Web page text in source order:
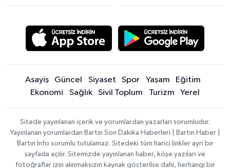
Asayiş Güncel Siyaset Spor Yaşam
Eğitim
Ekonomi
Sağlık Sivil Toplum Turizm Yerel
Sitede yayınlanan içerik ve yorumlardan yazarları sorumludur.
Yayınlanan yorumlardan Bartın Son Dakika Haberleri | Bartın Haber |
Bartın İnfo sorumlu tutulamaz. Sitedeki tüm harici linkler ayrı bir
sayfada açılır. Sitemizde yayınlanan haber, köşe yazıları ve
fotoğraflar izin alınmaksızın kaynak gösterilse dahi, herhangi bir